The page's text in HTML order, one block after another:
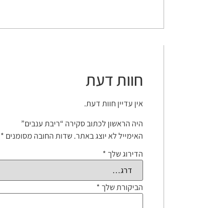
חוות דעת
אין עדיין חוות דעת.
היה הראשון לכתוב סקירה “ריבת ענבים”
האימייל לא יוצג באתר.שדות החובה מסומנים *
הדירוג שלך *
הביקורת שלך *